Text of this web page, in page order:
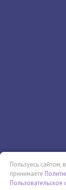
Пользуясь
принимаете
Пользовательское